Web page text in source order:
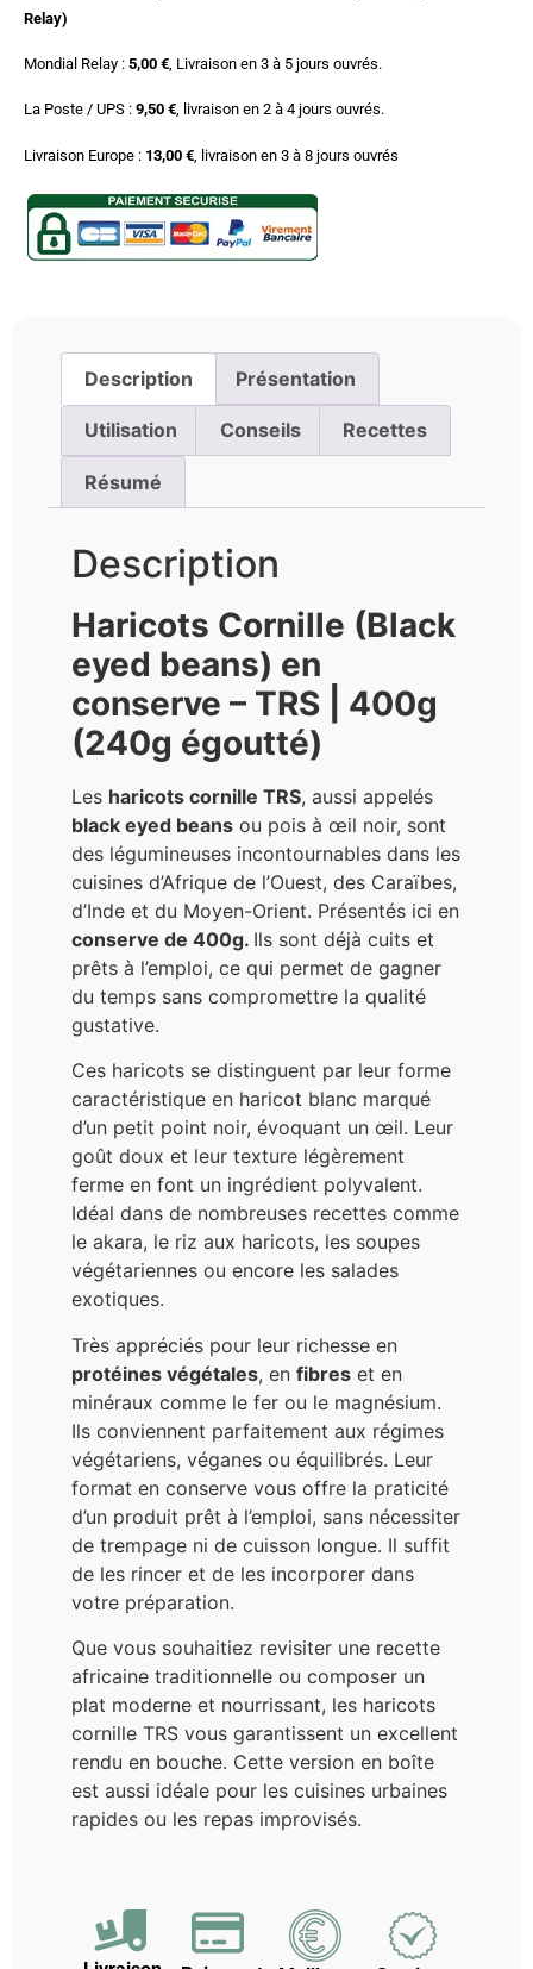
Relay)
Mondial Relay : 5,00 € , Livraison en 3 à 5 jours ouvrés.
La Poste / UPS : 9,50 €, livraison en 2 à 4 jours ouvrés.
Livraison Europe : 13,00 € , livraison en 3 à 8 jours ouvrés
Description Présentation
Utilisation Conseils Recettes
Résumé
Description
Haricots Cornille (Black
eyed beans) en
conserve – TRS | 400g
(240g égoutté)
Les haricots cornille TRS, aussi appelés
black eyed beans ou pois à œil noir, sont
des légumineuses incontournables dans les
cuisines d’Afrique de l’Ouest, des Caraïbes,
d’Inde et du Moyen-Orient. Présentés ici en
conserve de 400g. Ils sont déjà cuits et
prêts à l’emploi, ce qui permet de gagner
du temps sans compromettre la qualité
gustative.
Ces haricots se distinguent par leur forme
caractéristique en haricot blanc marqué
d’un petit point noir, évoquant un œil. Leur
goût doux et leur texture légèrement
ferme en font un ingrédient polyvalent.
Idéal dans de nombreuses recettes comme
le akara, le riz aux haricots, les soupes
végétariennes ou encore les salades
exotiques.
Très appréciés pour leur richesse en
protéines végétales, en fibres et en
minéraux comme le fer ou le magnésium.
Ils conviennent parfaitement aux régimes
végétariens, véganes ou équilibrés. Leur
format en conserve vous offre la praticité
d’un produit prêt à l’emploi, sans nécessiter
de trempage ni de cuisson longue. Il suffit
de les rincer et de les incorporer dans
votre préparation.
Que vous souhaitiez revisiter une recette
africaine traditionnelle ou composer un
plat moderne et nourrissant, les haricots
cornille TRS vous garantissent un excellent
rendu en bouche. Cette version en boîte
est aussi idéale pour les cuisines urbaines
rapides ou les repas improvisés.